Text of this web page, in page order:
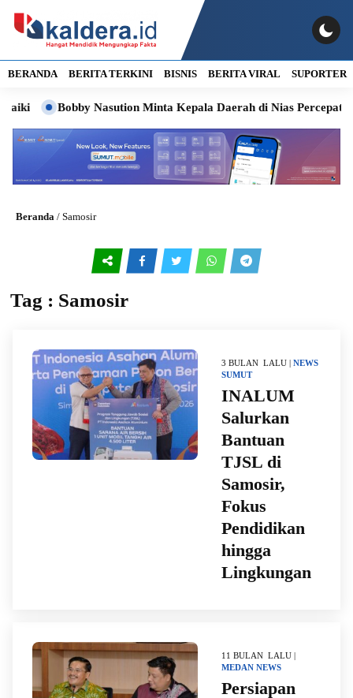
BERANDA BERITA TERKINI BISNIS BERITA VIRAL SUPORTER
Bobby Nasution Minta Kepala Daerah di Nias Percepat Usulan
Beranda / Samosir
Tag : Samosir
3 BULAN LALU | NEWS
SUMUT
INALUM
Salurkan
Bantuan
TJSL di
Samosir,
Fokus
Pendidikan
hingga
Lingkungan
11 BULAN LALU |
MEDAN NEWS
Persiapan